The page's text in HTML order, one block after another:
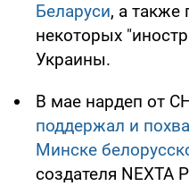
Беларуси, а также
некоторых
Украины.
В мае нардеп от
поддержал и
Минске
создателя NEXTA